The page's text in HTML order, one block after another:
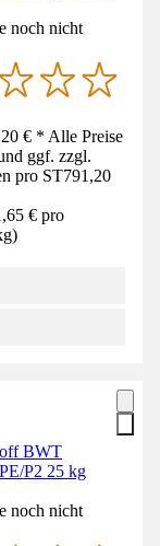
noch nicht
€ * Alle Preise
ggf. zzgl.
pro ST791,20
€ pro
)
BWT
P2 25 kg
noch nicht